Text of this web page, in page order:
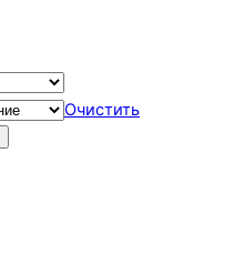
Очистить